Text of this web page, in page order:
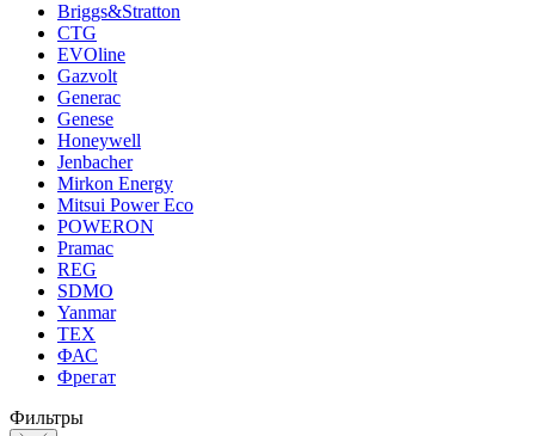
Briggs&Stratton
CTG
EVOline
Gazvolt
Generac
Genese
Honeywell
Jenbacher
Mirkon Energy
Mitsui Power Eco
POWERON
Pramac
REG
SDMO
Yanmar
ТЕХ
ФАС
Фрегат
Фильтры